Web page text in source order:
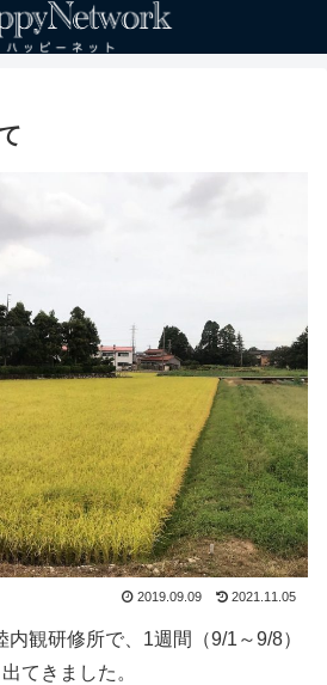
2019.09.09 2021.11.05
観研修所で、1週間（9/1～9/8）
てきました。